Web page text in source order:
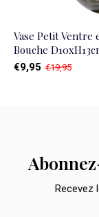
Vase Petit Ventre
Bouche
€9,95 €19,95
Recevez